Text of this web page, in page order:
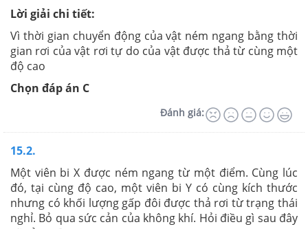
Lời giải chi tiết:
Vì thời gian chuyển động của vật ném ngang bằng thời
gian rơi của vật rơi tự do của vật được thả từ cùng một
độ cao
Chọn đáp án C
Đánh giá:
15.2.
Một viên bi X được ném ngang từ một điểm. Cùng lúc
đó, tại cùng độ cao, một viên bi Y có cùng kích thước
nhưng có khối lượng gấp đôi được thả rơi từ trạng thái
nghỉ. Bỏ qua sức cản của không khí. Hỏi điều gì sau đây